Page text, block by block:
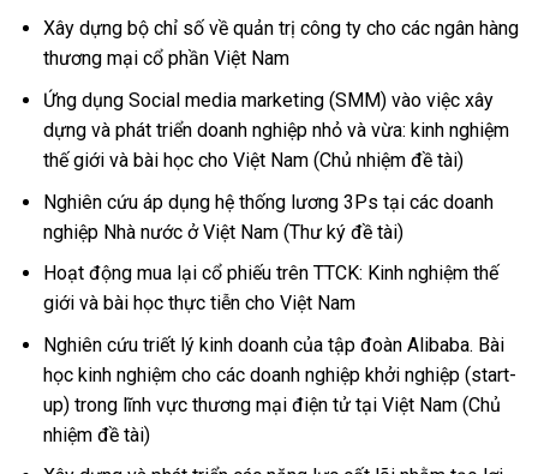
Xây dựng bộ chỉ số về quản trị công ty cho các ngân hàng
thương mại cổ phần Việt Nam
Ứng dụng Social media marketing (SMM) vào việc xây
dựng và phát triển doanh nghiệp nhỏ và vừa: kinh nghiệm
thế giới và bài học cho Việt Nam (Chủ nhiệm đề tài)
Nghiên cứu áp dụng hệ thống lương 3Ps tại các doanh
nghiệp Nhà nước ở Việt Nam (Thư ký đề tài)
Hoạt động mua lại cổ phiếu trên TTCK: Kinh nghiệm thế
giới và bài học thực tiễn cho Việt Nam
Nghiên cứu triết lý kinh doanh của tập đoàn Alibaba. Bài
học kinh nghiệm cho các doanh nghiệp khởi nghiệp (start-
up) trong lĩnh vực thương mại điện tử tại Việt Nam (Chủ
nhiệm đề tài)